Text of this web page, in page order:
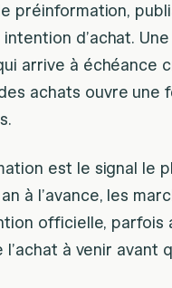
préinformation,
d’achat.
arrive à échéance
achats ouvre
est le signal le
à l’avance, les
officielle, parfois
l’achat à venir avant